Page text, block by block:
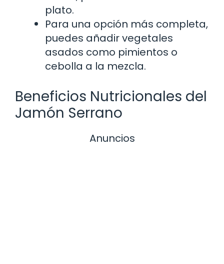
plato.
Para una opción más completa,
puedes añadir vegetales
asados como pimientos o
cebolla a la mezcla.
Beneficios Nutricionales del
Jamón Serrano
Anuncios